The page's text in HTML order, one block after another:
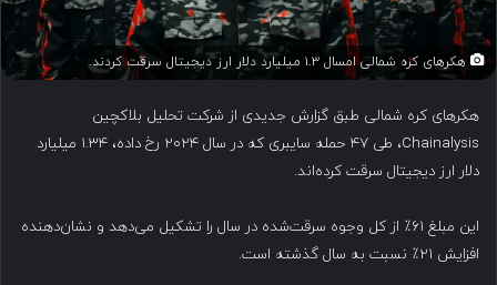
هکرهای کره شمالی امسال ۱.۳ میلیارد دلار ارز دیجیتال سرقت کردند.
هکرهای کره شمالی طبق گزارش جدیدی از شرکت تحلیل بلاکچین
Chainalysis، طی ۴۷ حمله سایبری که در سال ۲۰۲۴ رخ داده، ۱.۳۴ میلیارد
دلار ارز دیجیتال سرقت کرده‌اند.
این مبلغ ۶۱٪ از کل وجوه سرقت‌شده در سال را تشکیل می‌دهد و نشان‌دهنده
افزایش ۲۱٪ نسبت به سال گذشته است.